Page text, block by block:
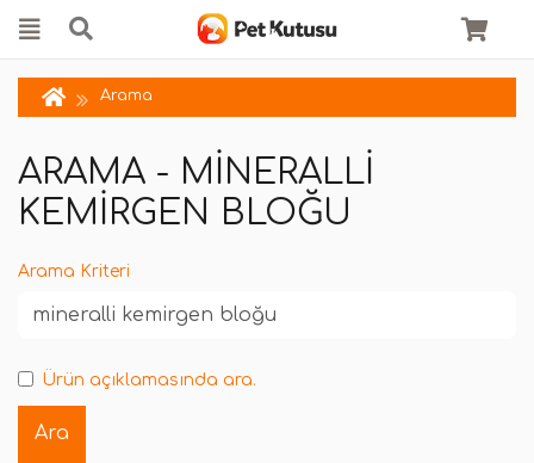
Arama
ARAMA - MINERALLI
KEMIRGEN BLOĞU
Arama Kriteri
Ürün açıklamasında ara.